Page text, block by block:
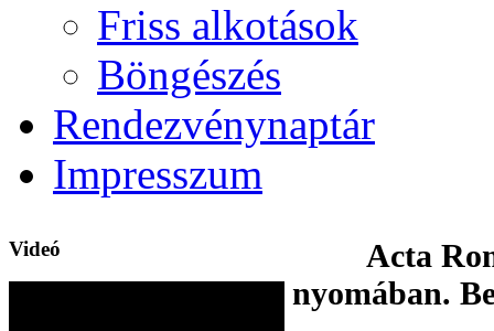
Friss alkotások
Böngészés
Rendezvénynaptár
Impresszum
Videó
Acta
nyomában.